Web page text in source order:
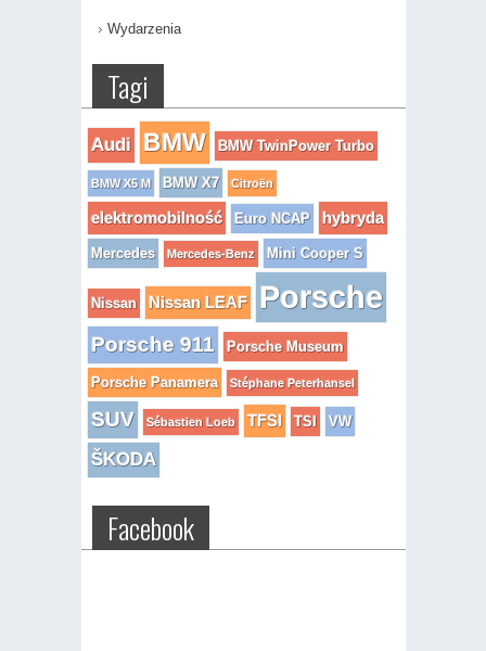
Wydarzenia
Tagi
Audi BMW BMW TwinPower Turbo
BMW X5 M BMW X7 Citroën
elektromobilność Euro NCAP hybryda
Mercedes Mercedes-Benz Mini Cooper S
Nissan Nissan LEAF Porsche
Porsche 911 Porsche Museum
Porsche Panamera Stéphane Peterhansel
SUV Sébastien Loeb TFSI TSI VW
ŠKODA
Facebook